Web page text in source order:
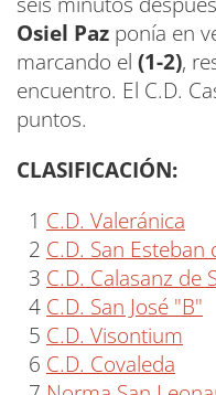
Osiel Paz ponía en
marcando el (1-2),
encuentro. El C.D.
puntos.
CLASIFICACIÓN:
1 C.D. Valeránica
2 C.D. San Esteban
3 C.D. Calasanz de
4 C.D. San José "B"
5 C.D. Visontium
6 C.D. Covaleda